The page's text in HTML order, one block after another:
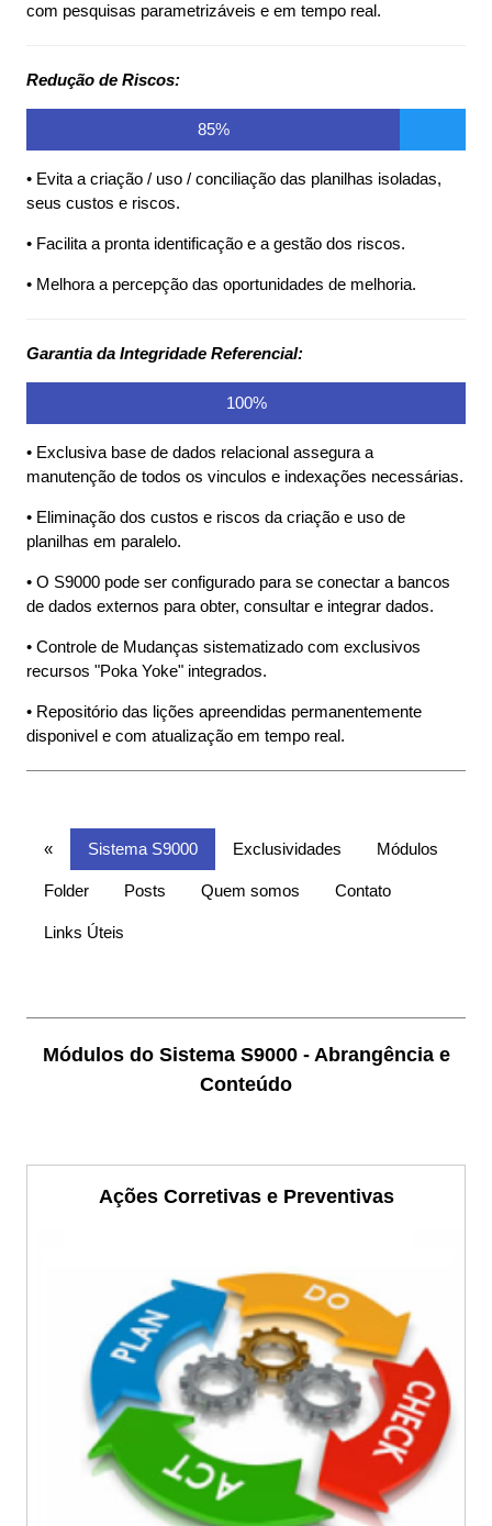
com pesquisas parametrizáveis e em tempo real.
Redução de Riscos:
85%
• Evita a criação / uso / conciliação das planilhas isoladas,
seus custos e riscos.
• Facilita a pronta identificação e a gestão dos riscos.
• Melhora a percepção das oportunidades de melhoria.
Garantia da Integridade Referencial:
100%
• Exclusiva base de dados relacional assegura a
manutenção de todos os vinculos e indexações necessárias.
• Eliminação dos custos e riscos da criação e uso de
planilhas em paralelo.
• O S9000 pode ser configurado para se conectar a bancos
de dados externos para obter, consultar e integrar dados.
• Controle de Mudanças sistematizado com exclusivos
recursos "Poka Yoke" integrados.
• Repositório das lições apreendidas permanentemente
disponivel e com atualização em tempo real.
« Sistema S9000 Exclusividades Módulos
Folder Posts Quem somos Contato
Links Úteis
Módulos do Sistema S9000 - Abrangência e
Conteúdo
Ações Corretivas e Preventivas
ISO30401,
ISO9001, IATF,
SWOT, Ações
Corretivas e
Preventivas,
ISO9001,
ISO14001,
ISO17025,
ISO22301,
ISO22000,
ISO27002,
ISO30304,
ISO31000,
ISO45001,
IATF16949,
Sistema S9000
ISO14001, Analise
Auditoria,KPI,
Fluxograma,
PDCA, Planilha,
Software, Sistema
S9000, Memória